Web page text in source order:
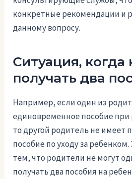
конкретные рекомендации и
данному вопросу.
Ситуация, когда
получать два
Например, если один из
единовременное пособие
то другой родитель не имеет
пособие по уходу за
тем, что родители не могут
получать два пособия на